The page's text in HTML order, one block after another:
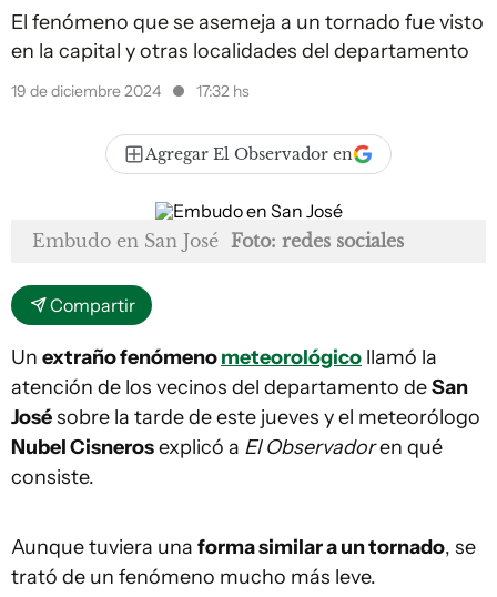
El fenómeno que se asemeja a un tornado fue visto
en la capital y otras localidades del departamento
19 de diciembre 2024 17:32 hs
Agregar El Observador en
Embudo en San José Foto: redes sociales
Compartir
Un extraño fenómenometeorológico llamó la
atención de los vecinos del departamento deSan
Josésobre la tarde de este jueves y el meteorólogo
Nubel Cisnerosexplicó a El Observadoren qué
consiste.
Aunque tuviera una forma similar a un tornado, se
trató de un fenómeno mucho más leve.